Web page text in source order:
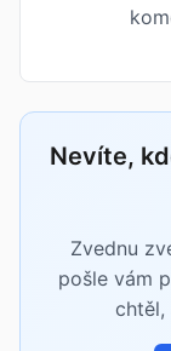
Nevíte,
Zvednu
pošle vám
chtěl,